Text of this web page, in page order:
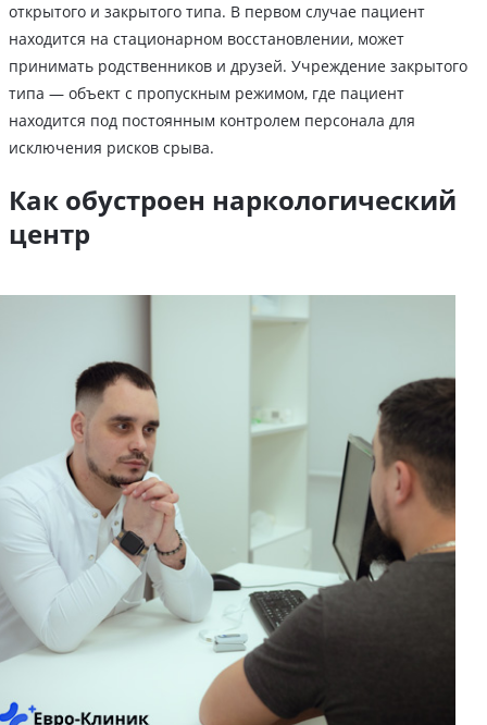
открытого и закрытого типа. В первом случае пациент
находится на стационарном восстановлении, может
принимать родственников и друзей. Учреждение закрытого
типа — объект с пропускным режимом, где пациент
находится под постоянным контролем персонала для
исключения рисков срыва.
Как обустроен наркологический
центр